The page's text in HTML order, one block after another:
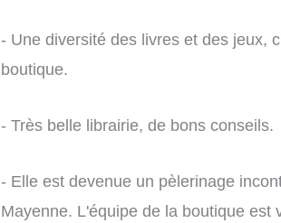
- Une diversité des livres et des jeux,
boutique.
- Très belle librairie, de bons conseils.
- Elle est devenue un pèlerinage
Mayenne. L'équipe de la boutique est